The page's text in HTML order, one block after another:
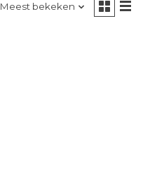
Meest bekeken